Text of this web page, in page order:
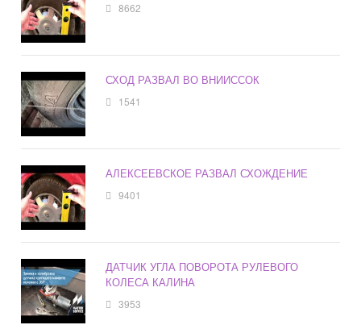
8662
СХОД РАЗВАЛ ВО ВНИИССОК
1541
АЛЕКСЕЕВСКОЕ РАЗВАЛ СХОЖДЕНИЕ
9401
ДАТЧИК УГЛА ПОВОРОТА РУЛЕВОГО
КОЛЕСА КАЛИНА
3953